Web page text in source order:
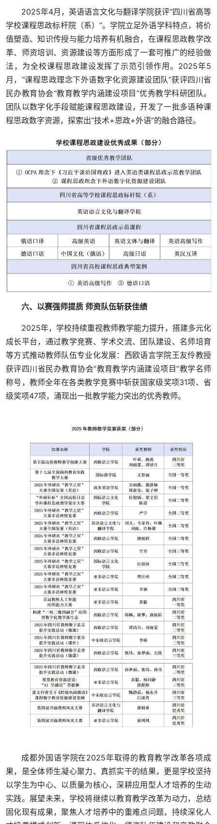
2025年4月，英语语言文化与翻译学院获评“四川省高等
学校课程思政标杆院（系）”。学院立足外语学科特点，将价
值塑造、知识传授与能力培养有机融合，在课程思政教学改
革、师资培训、资源建设等方面形成了一套可推广的经验做
法，为全校课程思政建设发挥了示范引领作用。2025年5
月，“课程思政理念下外语数字化资源建设团队”获评四川省
民办教育协会“教育教学内涵建设项目”优秀教学科研团队。
团队以数字化手段赋能课程思政建设，开发了一批多语种课
程思政数字资源，探索出“技术+思政+外语”的融合路径。
六、以赛强师提质 师资队伍斩获佳绩
2025年，学校持续重视教师教学能力提升，搭建多元化
成长平台，通过教学竞赛、学术交流、团队建设、名师培育
等方式推动教师队伍专业化发展：西欧语言学院王友伶教授
获评四川省民办教育协会“教育教学内涵建设项目”教学名师
称号，教师全年在各类教学竞赛中斩获国家级奖项31项、省
级奖项47项，涌现出一批教学能力突出的优秀教师。
成都外国语学院在2025年取得的教育教学改革各项成
果，是全体师生凝心聚力、真抓实干的结果，更是学校坚持
以学生为中心、以质量为核心，深耕应用型人才培养的生动
实践。展望未来，学校将继续以教育教学改革为动力，总结
固化现有成果，聚焦人才培养中的重难点问题，持续深化人